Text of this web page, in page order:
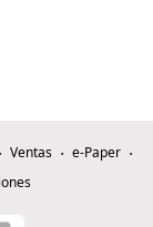
Ventas
e-Paper